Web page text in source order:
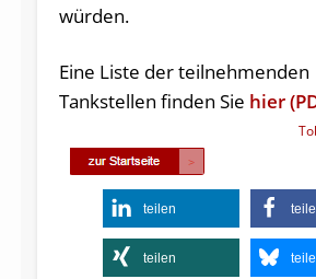
würden.
Eine Liste der teilnehmenden
Tankstellen finden Sie hier
teilen
teilen